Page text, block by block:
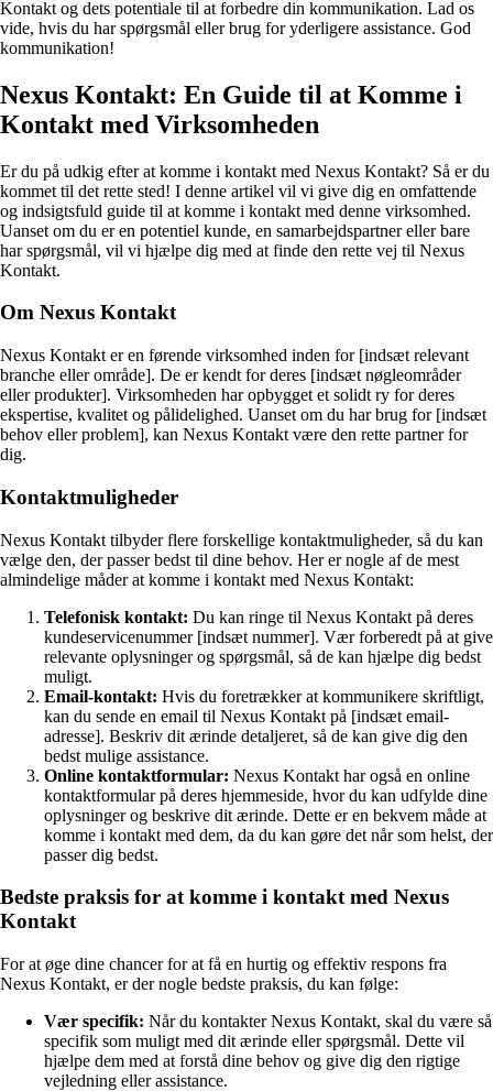
Kontakt og dets potentiale til at forbedre din kommunikation. Lad os
vide, hvis du har spørgsmål eller brug for yderligere assistance. God
kommunikation!
Nexus Kontakt: En Guide til at Komme i
Kontakt med Virksomheden
Er du på udkig efter at komme i kontakt med Nexus Kontakt? Så er du
kommet til det rette sted! I denne artikel vil vi give dig en omfattende
og indsigtsfuld guide til at komme i kontakt med denne virksomhed.
Uanset om du er en potentiel kunde, en samarbejdspartner eller bare
har spørgsmål, vil vi hjælpe dig med at finde den rette vej til Nexus
Kontakt.
Om Nexus Kontakt
Nexus Kontakt er en førende virksomhed inden for [indsæt relevant
branche eller område]. De er kendt for deres [indsæt nøgleområder
eller produkter]. Virksomheden har opbygget et solidt ry for deres
ekspertise, kvalitet og pålidelighed. Uanset om du har brug for [indsæt
behov eller problem], kan Nexus Kontakt være den rette partner for
dig.
Kontaktmuligheder
Nexus Kontakt tilbyder flere forskellige kontaktmuligheder, så du kan
vælge den, der passer bedst til dine behov. Her er nogle af de mest
almindelige måder at komme i kontakt med Nexus Kontakt:
Telefonisk kontakt: Du kan ringe til Nexus Kontakt på deres
kundeservicenummer [indsæt nummer]. Vær forberedt på at give
relevante oplysninger og spørgsmål, så de kan hjælpe dig bedst
muligt.
Email-kontakt: Hvis du foretrækker at kommunikere skriftligt,
kan du sende en email til Nexus Kontakt på [indsæt email-
adresse]. Beskriv dit ærinde detaljeret, så de kan give dig den
bedst mulige assistance.
Online kontaktformular: Nexus Kontakt har også en online
kontaktformular på deres hjemmeside, hvor du kan udfylde dine
oplysninger og beskrive dit ærinde. Dette er en bekvem måde at
komme i kontakt med dem, da du kan gøre det når som helst, der
passer dig bedst.
Bedste praksis for at komme i kontakt med Nexus
Kontakt
For at øge dine chancer for at få en hurtig og effektiv respons fra
Nexus Kontakt, er der nogle bedste praksis, du kan følge:
Vær specifik: Når du kontakter Nexus Kontakt, skal du være så
specifik som muligt med dit ærinde eller spørgsmål. Dette vil
hjælpe dem med at forstå dine behov og give dig den rigtige
vejledning eller assistance.